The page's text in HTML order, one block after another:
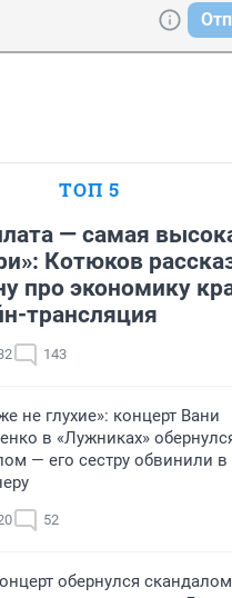
ТОП 5
— самая
Котюков
про экономику
трансляция
143
не глухие»: концерт Вани
в «Лужниках»
— его сестру обвинили в
52
обернулся